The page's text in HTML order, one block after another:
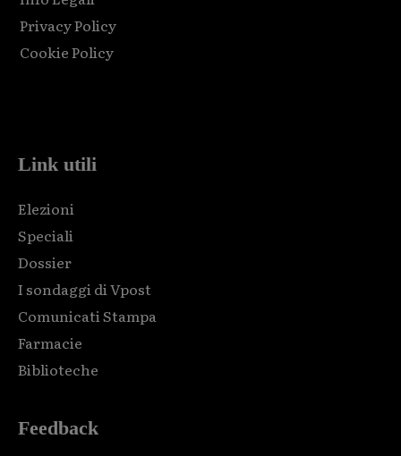
Privacy Policy
Cookie Policy
Link utili
Elezioni
Speciali
Dossier
I sondaggi di Vpost
Comunicati Stampa
Farmacie
Biblioteche
Feedback